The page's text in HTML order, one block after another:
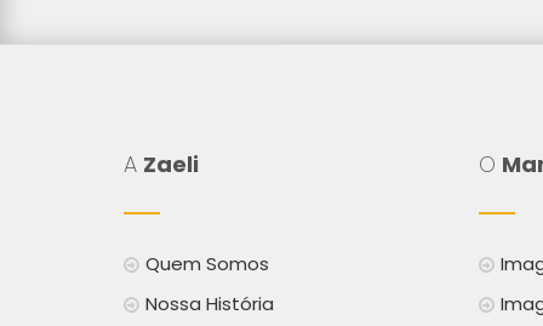
A Zaeli
Quem Somos
Nossa História
O